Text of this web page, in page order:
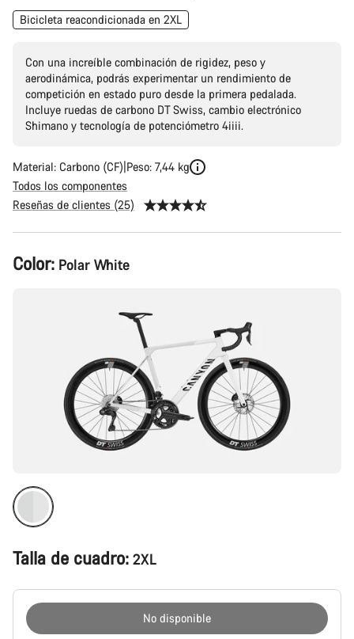
Bicicleta reacondicionada en 2XL
Con una increíble combinación de rigidez, peso y
aerodinámica, podrás experimentar un rendimiento de
competición en estado puro desde la primera pedalada.
Incluye ruedas de carbono DT Swiss, cambio electrónico
Shimano y tecnología de potenciómetro 4iiii.
Material: Carbono (CF) Peso: 7,44 kg
Todos los componentes
Reseñas de clientes (25)
Configuración
del
Color: Polar White
Talla de cuadro: 2XL
No disponible